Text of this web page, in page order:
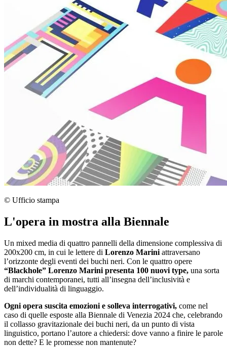
© Ufficio stampa
L'opera in mostra alla Biennale
Un mixed media di quattro pannelli della dimensione complessiva di
200x200 cm, in cui le lettere di Lorenzo Marini attraversano
l’orizzonte degli eventi dei buchi neri. Con le quattro opere
“Blackhole” Lorenzo Marini presenta 100 nuovi type, una sorta
di marchi contemporanei, tutti all’insegna dell’inclusività e
dell’individualità di linguaggio.
Ogni opera suscita emozioni e solleva interrogativi, come nel
caso di quelle esposte alla Biennale di Venezia 2024 che, celebrando
il collasso gravitazionale dei buchi neri, da un punto di vista
linguistico, portano l’autore a chiedersi: dove vanno a finire le parole
non dette? E le promesse non mantenute?